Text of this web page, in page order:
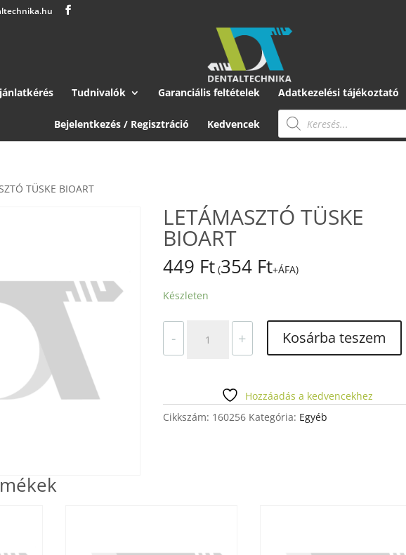
Tudnivalók Garanciális feltételek Adatkezelési tájékoztató
Bejelentkezés / Regisztráció Kedvencek
Products
search
TÜSKE BIOART
LETÁMASZTÓ TÜSKE
BIOART
449 Ft (354 Ft+ÁFA)
Készleten
-
TÜSKE
+ Kosárba teszem
Hozzáadás a kedvencekhez
Cikkszám: 160256 Kategória: Egyéb